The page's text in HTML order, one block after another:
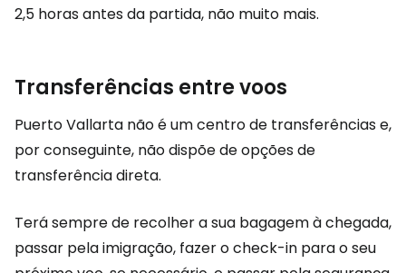
2,5 horas antes da partida, não muito mais.
Transferências entre voos
Puerto Vallarta não é um centro de transferências e,
por conseguinte, não dispõe de opções de
transferência direta.
Terá sempre de recolher a sua bagagem à chegada,
passar pela imigração, fazer o check-in para o seu